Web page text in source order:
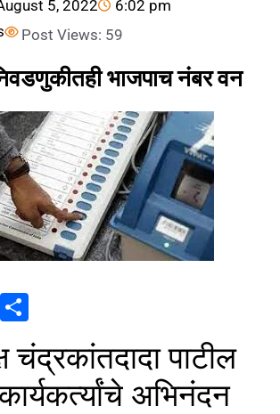
5, 2022
6:02 pm
Post Views: 59
भाजपाच नंबर वन
E
h
ar
e
चंद्रकांतदादा पाटील
अभिनंदन